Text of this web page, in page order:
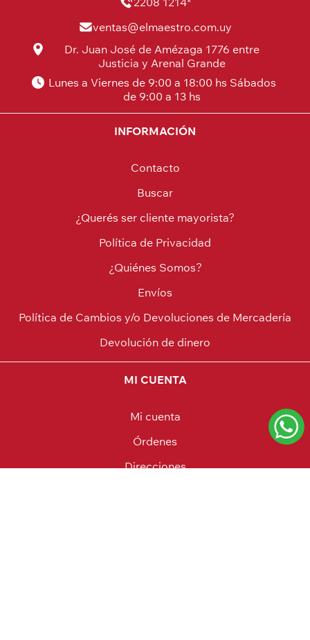
ventas@elmaestro.com.uy
Dr. Juan José de Amézaga 1776 entre
Justicia y Arenal Grande
Lunes a Viernes de 9:00 a 18:00 hs Sábados
de 9:00 a 13 hs
INFORMACIÓN
Contacto
Buscar
¿Querés ser cliente mayorista?
Política de Privacidad
¿Quiénes Somos?
Envíos
Política de Cambios y/o Devoluciones de Mercadería
Devolución de dinero
MI CUENTA
Mi cuenta
Órdenes
Direcciones